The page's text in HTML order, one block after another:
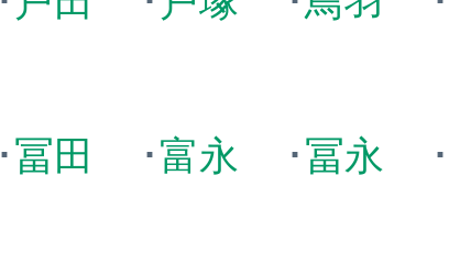
･冨田 ･富永 ･冨永 ･